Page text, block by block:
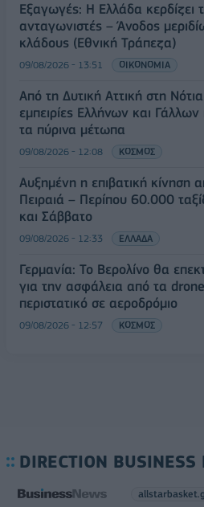
Εξαγωγές: Η Ελλάδα κερδίζει
ανταγωνιστές – Άνοδος
κλάδους (Εθνική Τράπεζα)
09/08/2026 - 13:51 ΟΙΚΟΝΟΜΙΑ
Από τη Δυτική Αττική στη
εμπειρίες Ελλήνων και
τα πύρινα μέτωπα
09/08/2026 - 12:08 ΚΟΣΜΟΣ
Αυξημένη η επιβατική κίνηση
Πειραιά – Περίπου 60.000
και Σάββατο
09/08/2026 - 12:33 ΕΛΛΑΔΑ
Γερμανία: Το Βερολίνο θα
για την ασφάλεια από τα
περιστατικό σε αεροδρόμιο
09/08/2026 - 12:57 ΚΟΣΜΟΣ
DIRECTION BUSINESS